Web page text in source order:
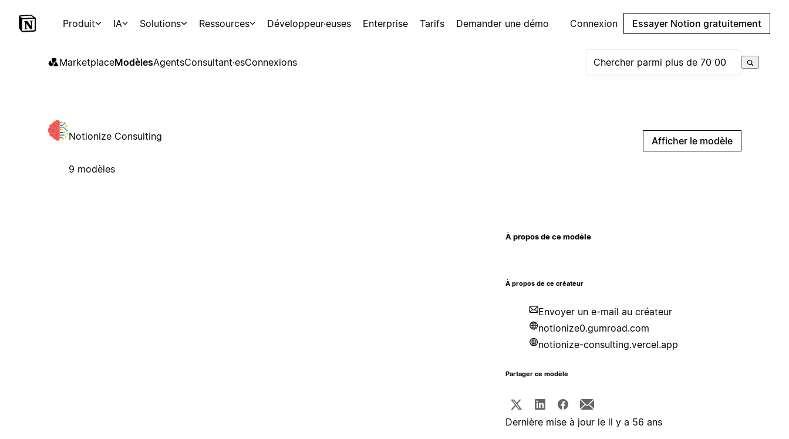
Produit IA Solutions Ressources Développeur·euses Enterprise Tarifs Demander une démo Connexion Essayer Notion gratuitement
MarketplaceModèlesAgentsConsultant·esConnexions
Notionize Consulting
9 modèles
Afficher le modèle
À propos de ce modèle
À propos de ce créateur
Envoyer un e-mail au créateur
notionize0.gumroad.com
notionize-consulting.vercel.app
Partager ce modèle
Dernière mise à jour le il y a 56 ans